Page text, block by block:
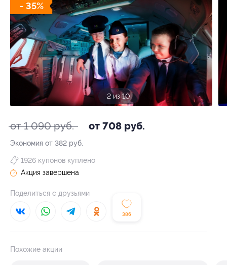
- 35%
3 из 10
от 1 090 руб. от 708 руб.
Экономия от 382 руб.
386
1926 купонов куплено
Акция завершена
Поделиться с друзьями
Похожие акции